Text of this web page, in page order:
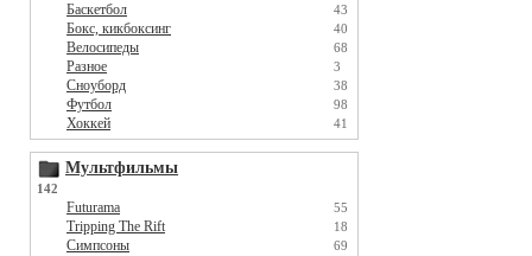
Баскетбол 43
Бокс, кикбоксинг 40
Велосипеды 68
Разное 3
Сноуборд 38
Футбол 98
Хоккей 41
Мультфильмы
142
Futurama 55
Tripping The Rift 18
Симпсоны 69